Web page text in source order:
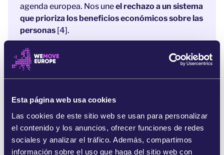
Esta página web usa cookies
Las cookies de este sitio web se usan para personalizar
el contenido y los anuncios, ofrecer funciones de redes
sociales y analizar el tráfico. Además, compartimos
información sobre el uso que haga del sitio web con
agenda europea. Nos uneel rechazo a un sistema
que prioriza los beneficios económicos sobre las
personas [4].
Ahora que las autoridades buscan soluciones,
debemos hacernos oír. Todavía podemos
nuestro derecho a la vivienda no está en venta
Referencias:
[1]